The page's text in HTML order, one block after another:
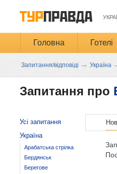
Головна Готелі
Запитання/відповіді → Україна
Запитання про
Усі запитання
Україна
Арабатська стрілка
Бердянськ
Берегове